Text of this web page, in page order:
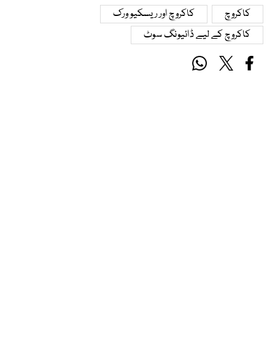
کاکروچ
کاکروچ اور ریسکیو ورک
کاکروچ کے لیے ڈائیونگ سوٹ